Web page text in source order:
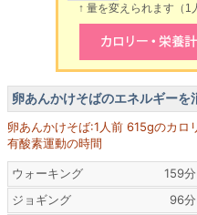
↑ 量を変えられます（1
卵あんかけそばのエネルギー
卵あんかけそば:1人前 615gのカ
有酸素運動の時間
ウォーキング
159分
ジョギング
96分